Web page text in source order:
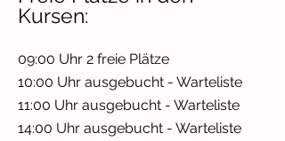
Kursen:
09:00 Uhr 2 freie Plätze
10:00 Uhr ausgebucht - Warteliste
11:00 Uhr ausgebucht - Warteliste
14:00 Uhr ausgebucht - Warteliste